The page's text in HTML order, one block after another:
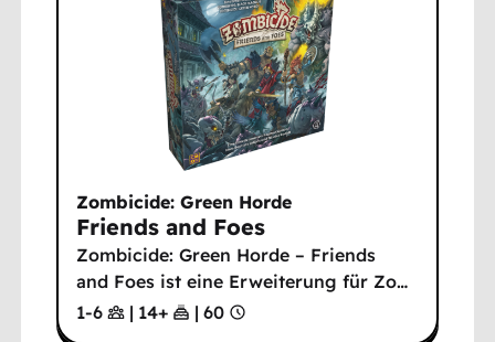
Zombicide: Green Horde
Friends and Foes
Zombicide: Green Horde – Friends
and Foes ist eine Erweiterung für Zo…
1-6
| 14+ | 60